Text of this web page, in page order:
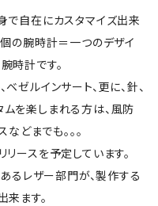
で自在にカスタマイズ出来
の腕時計＝一つのデザイ
時計です。
ゼルインサート、更に、針、
を楽しまれる方は、風防
などまでも。。。
リースを予定しています。
るレザー部門が、製作する
来ます。